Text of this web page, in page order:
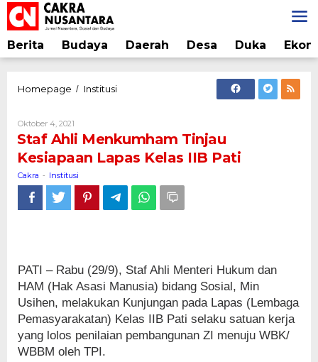
Lewati
ke
konten
Berita Budaya Daerah Desa Duka
Homepage / InstitusiStaf
Kesiapaan
Lapas
IIB
Pati
Oktober 4, 2021
Cakra
Staf Ahli Menkumham Tinjau
Kesiapaan Lapas Kelas IIB Pati
Cakra - Institusi
PATI – Rabu (29/9), Staf Ahli Menteri Hukum dan
HAM (Hak Asasi Manusia) bidang Sosial, Min
Usihen, melakukan Kunjungan pada Lapas (Lembaga
Pemasyarakatan) Kelas IIB Pati selaku satuan kerja
yang lolos penilaian pembangunan ZI menuju WBK/
WBBM oleh TPI.